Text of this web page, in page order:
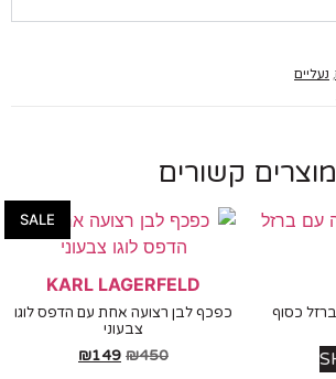
קשורים
SALE
KARL LAGERFELD
כפכף לבן רצועה אחת עם הדפס לוגו
₪
₪149